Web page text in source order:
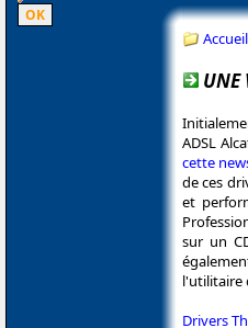
Accueil
UNE
ADSL
cette
de ces
et
sur un
l'utilitaire
Drivers